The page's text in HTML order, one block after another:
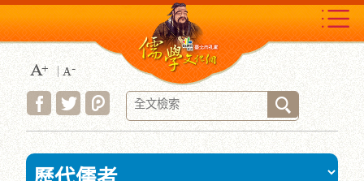
到
主
要
內
容
區
塊